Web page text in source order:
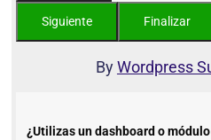
ByWordpress
¿Utilizas un dashboard o